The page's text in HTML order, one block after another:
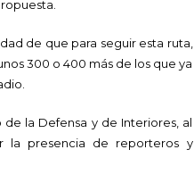
de que para seguir esta ruta,
300 o 400 más de los que ya
la Defensa y de Interiores, al
la presencia de reporteros y